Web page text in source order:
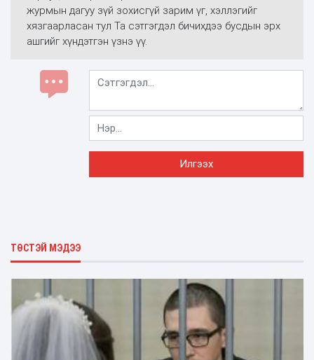
журмын дагуу зүй зохисгүй зарим үг, хэллэгийг
хязгаарласан тул Та сэтгэгдэл бичихдээ бусдын эрх
ашгийг хүндэтгэн үзнэ үү.
ТӨСТЭЙ МЭДЭЭ